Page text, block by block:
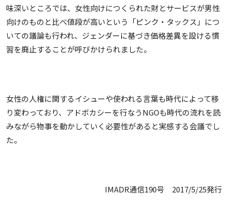
味深いところでは、女性向けにつくられた財とサービスが男性
向けのものと比べ値段が高いという「ピンク・タックス」につ
いての議論も行われ、ジェンダーに基づき価格差異を設ける慣
習を廃止することが呼びかけられました。
女性の人権に関するイシューや使われる言葉も時代によって移
り変わっており、アドボカシーを行なうNGOも時代の流れを読
みながら物事を動かしていく必要性があると実感する会議でし
た。
IMADR通信190号 2017/5/25発行